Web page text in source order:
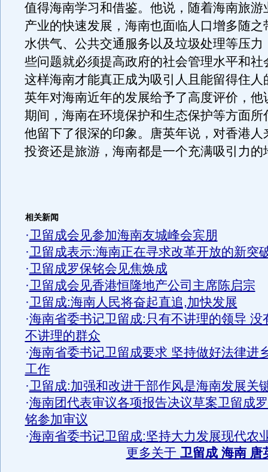
值得海南学习和借鉴。他说，随着海南旅游
产业的快速发展，海南也面临人口增多随之
水供气、公共交通服务以及垃圾处理等压力
些问题就必须提高政府的社会管理水平和社
这样海南才能真正成为吸引人且能留得住人
英年对海南近年的发展给予了高度评价，他
期间，海南在环境保护和生态保护等方面所
他留下了很深的印象。唐英年说，对香港人
投资还是旅游，海南都是一个充满吸引力的
相关新闻
·卫留成会见参加海南友城峰会宾朋
·卫留成表示:海南正在寻求改革开放的新突
·卫留成罗保铭会见焦焕成
·卫留成会见香港恒隆地产公司主席陈启宗
·卫留成:海南人民将奋起直追,加快发展
·海南省委书记卫留成:只有不讲理的领导 没
不讲理的群众
·海南省委书记卫留成要求 坚持做好法律进
工作
·卫留成:加强和改进干部作风是海南发展关
·海南团代表审议各项报告决议草案卫留成
铭参加审议
·海南省委书记卫留成:坚持大力发展现代农
更多关于 卫留成 海南 唐